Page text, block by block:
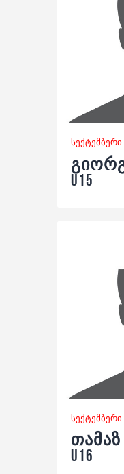
U15
თამაზ
U16